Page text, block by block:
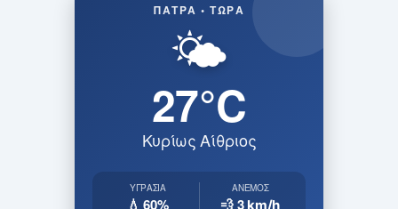
ΠΆΤΡΑ • ΤΏΡΑ
🌤️
27°C
Κυρίως Αίθριος
ΥΓΡΑΣΊΑ
💧 60%
ΆΝΕΜΟΣ
💨 3km/h